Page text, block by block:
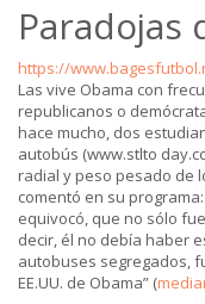
Paradojas
https://
Las vive Obama con
republicanos o
hace mucho, dos
autobús (www.stlto
radial y peso pesado de
comentó en su
equivocó, que no sólo
decir, él no debía haber
autobuses segregados,
EE.UU. de Obama” (